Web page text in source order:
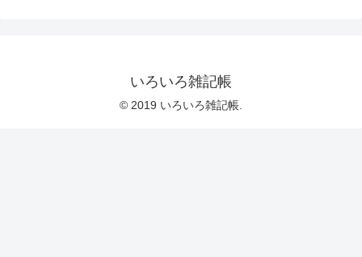
いろいろ雑記帳
© 2019 いろいろ雑記帳.